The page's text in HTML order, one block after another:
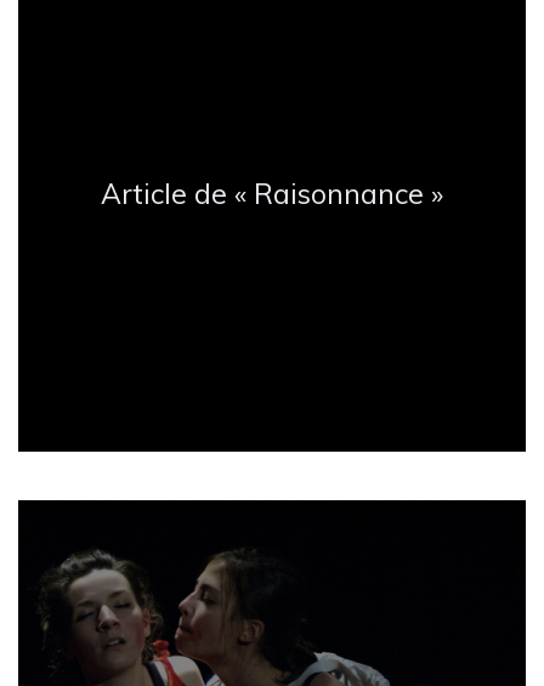
Article de « Raisonnance »